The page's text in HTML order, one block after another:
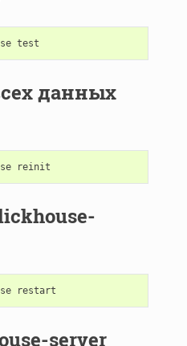
test
данных
reinit
restart
server